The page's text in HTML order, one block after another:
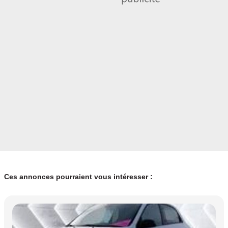
Ces annonces pourraient vous intéresser :